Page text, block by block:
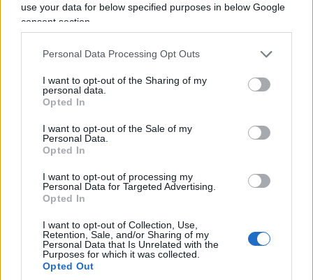
use your data for below specified purposes in below Google
consent section.
Personal Data Processing Opt Outs
I want to opt-out of the Sharing of my
personal data.
Opted In
I want to opt-out of the Sale of my
Personal Data.
Opted In
I want to opt-out of processing my
Personal Data for Targeted Advertising.
Opted In
I want to opt-out of Collection, Use,
Retention, Sale, and/or Sharing of my
Personal Data that Is Unrelated with the
Purposes for which it was collected.
Opted Out
Maurizio Landini ha respinto le accuse
segretario generale della Cgil ha detto: «Se un
certo signor Fidanza, per far sapere che esiste,
deve parlare male della Cgil, credo che qui a